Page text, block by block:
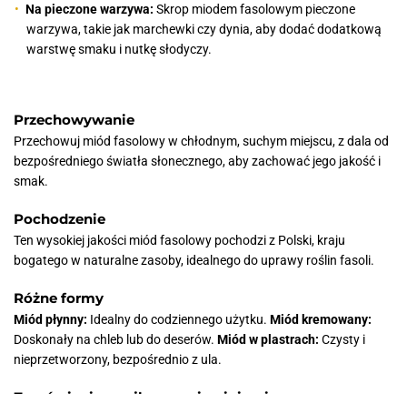
Na pieczone warzywa: Skrop miodem fasolowym pieczone
warzywa, takie jak marchewki czy dynia, aby dodać dodatkową
warstwę smaku i nutkę słodyczy.
Przechowywanie
Przechowuj miód fasolowy w chłodnym, suchym miejscu, z dala od
bezpośredniego światła słonecznego, aby zachować jego jakość i
smak.
Pochodzenie
Ten wysokiej jakości miód fasolowy pochodzi z Polski, kraju
bogatego w naturalne zasoby, idealnego do uprawy roślin fasoli.
Różne formy
Miód płynny: Idealny do codziennego użytku. Miód kremowany:
Doskonały na chleb lub do deserów. Miód w plastrach: Czysty i
nieprzetworzony, bezpośrednio z ula.